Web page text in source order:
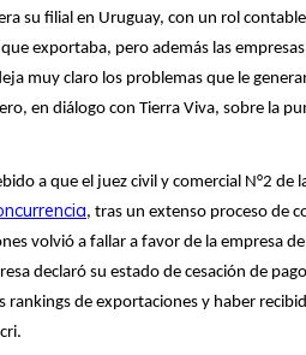
su filial en Uruguay, con un rol
exportaba, pero además las
muy claro los problemas que le
en diálogo con Tierra Viva, sobre la
a que el juez civil y comercial N°2 de
, tras un extenso proceso de
volvió a fallar a favor de la empresa
declaró su estado de cesación de
de exportaciones y haber